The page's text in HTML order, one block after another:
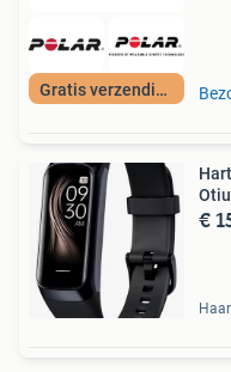
Gratis verzending
€